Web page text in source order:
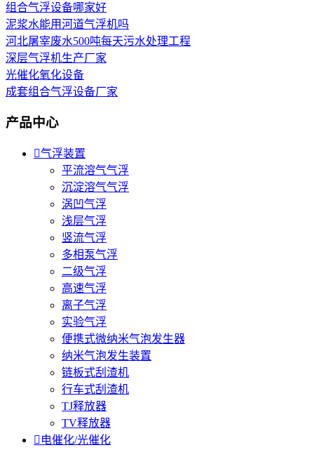
组合气浮设备哪家好
泥浆水能用河道气浮机吗
河北屠宰废水500吨每天污水处理工程
深层气浮机生产厂家
光催化氧化设备
成套组合气浮设备厂家
产品中心
气浮装置
平流溶气气浮
沉淀溶气气浮
涡凹气浮
浅层气浮
竖流气浮
多相泵气浮
二级气浮
高速气浮
离子气浮
实验气浮
便携式微纳米气泡发生器
纳米气泡发生装置
链板式刮渣机
行车式刮渣机
TJ释放器
TV释放器
 电催化/光催化